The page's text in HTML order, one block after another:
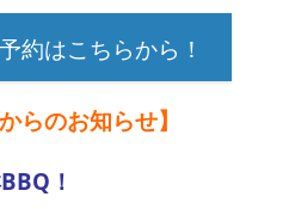
約はこちらから！
らのお知らせ】
！